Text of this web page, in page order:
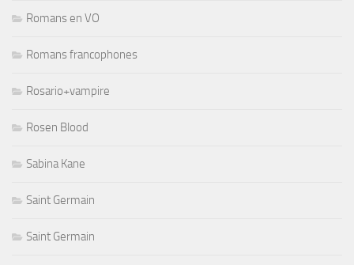
Romans en VO
Romans francophones
Rosario+vampire
Rosen Blood
Sabina Kane
Saint Germain
Saint Germain